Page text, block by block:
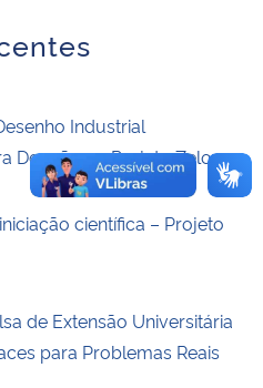
Industrial
Doação ao Projeto Zelo
científica – Projeto
de Extensão Universitária
para Problemas Reais